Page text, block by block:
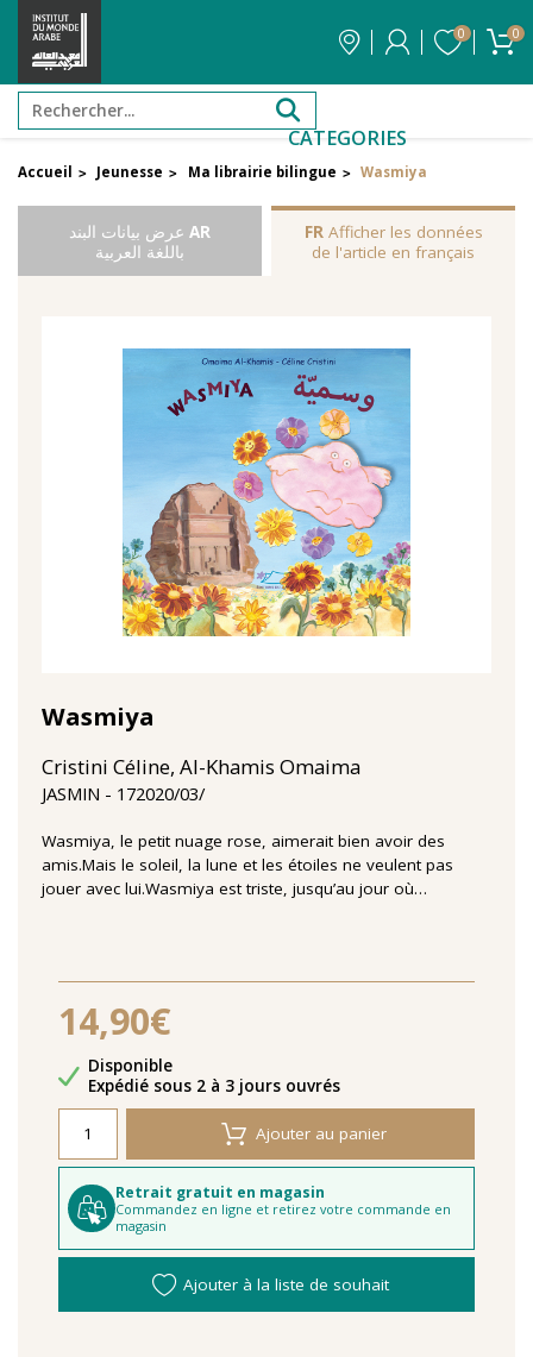
0 0
CATEGORIES
Accueil > Jeunesse > Ma librairie bilingue > Wasmiya
AR عرض بيانات البند
باللغة العربية
FRAfficher les données
de l'article en français
Wasmiya
Cristini Céline, Al-Khamis Omaima
JASMIN 17‏/03‏/2020
Wasmiya, le petit nuage rose, aimerait bien avoir des
amis.Mais le soleil, la lune et les étoiles ne veulent pas
jouer avec lui.Wasmiya est triste, jusqu’au jour où…
14,90€
Disponibilité
Disponible
Délais de livraison
Expédié sous 2 à 3 jours ouvrés
Ajouter au panier
Retrait gratuit en magasin
Commandez en ligne et retirez votre commande en
magasin
Ajouter à la liste de souhait